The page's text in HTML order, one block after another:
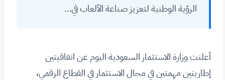
الرؤية الوطنية لتعزيز صناعة الألعاب في…
أعلنت وزارة الاستثمار السعودية اليوم عن اتفاقيتين
إطاريتين مهمتين في مجال الاستثمار في القطاع الرقمي،